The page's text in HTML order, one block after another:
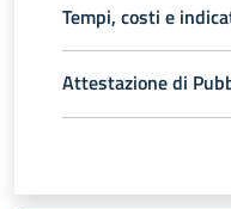
Tempi, costi e
Attestazione di